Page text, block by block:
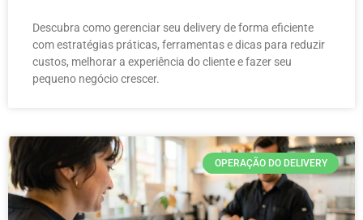
Descubra como gerenciar seu delivery de forma eficiente
com estratégias práticas, ferramentas e dicas para reduzir
custos, melhorar a experiência do cliente e fazer seu
pequeno negócio crescer.
OPERAÇÃO DO DELIVERY